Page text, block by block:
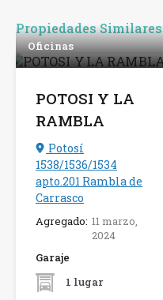
Propiedades Similares
Oficinas
POTOSI Y LA
RAMBLA
Potosí
1538/1536/1534
apto.201 Rambla de
Carrasco
Agregado: 11 marzo,
2024
Garaje
1 lugar